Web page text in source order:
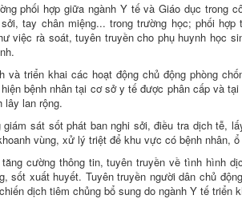
phối hợp giữa ngành Y tế và Giáo dục trong
tay chân miệng... trong trường học; phối
việc rà soát, tuyên truyền cho phụ huynh học
và triển khai các hoạt động chủ động phòng
bệnh nhân tại cơ sở y tế được phân cấp và
lây lan rộng.
sát sốt phát ban nghi sởi, điều tra dịch tễ,
vùng, xử lý triệt để khu vực có bệnh nhân,
cường thông tin, tuyên truyền về tình hình
sốt xuất huyết. Tuyên truyền người dân chủ
dịch tiêm chủng bổ sung do ngành Y tế triển